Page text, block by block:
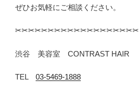
ぜひお気軽にご相談ください。
✂︎✂︎✂︎✂︎✂︎✂︎✂︎✂︎✂︎✂︎✂︎✂︎✂︎✂︎✂︎✂︎✂︎✂︎✂︎
渋谷 美容室 CONTRAST HAIR
TEL 03-5469-1888